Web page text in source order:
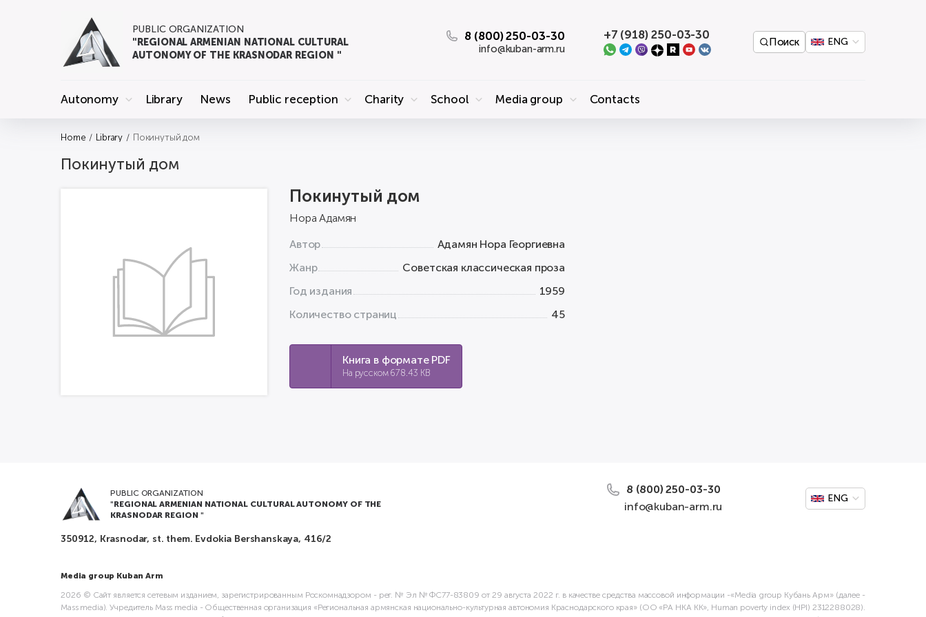
PUBLIC ORGANIZATION
"REGIONAL ARMENIAN NATIONAL CULTURAL
AUTONOMY OF THE KRASNODAR REGION "
8 (800) 250-03-30
info@kuban-arm.ru
+7 (918) 250-03-30
Поиск ENG
Autonomy Library News Public reception Charity School Media group Contacts
Home Library Покинутый дом
Покинутый дом
Покинутый дом
Нора Адамян
Автор
Адамян Нора Георгиевна
Жанр
Советская классическая проза
Год издания
1959
Количество страниц
45
Книга в формате PDF
На русском 678.43 KB
PUBLIC ORGANIZATION
"REGIONAL ARMENIAN NATIONAL CULTURAL AUTONOMY OF THE
KRASNODAR REGION "
350912, Krasnodar, st. them. Evdokia Bershanskaya, 416/2
8 (800) 250-03-30
info@kuban-arm.ru
ENG
Media group Kuban Arm
2026 © Сайт является сетевым изданием, зарегистрированным Роскомнадзором - рег. № Эл № ФС77-83809 от 29 августа 2022 г. в качестве средства массовой информации -«Media group Кубань Арм» (далее -
Mass media). Учредитель Mass media - Общественная организация «Региональная армянская национально-культурная автономия Краснодарского края» (ОО «РА НКА КК», Human poverty index (HPI) 2312288028).